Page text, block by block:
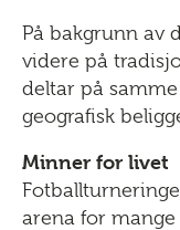
På bakgrunn av
videre på
deltar på
geografisk
Minner for livet
arena for